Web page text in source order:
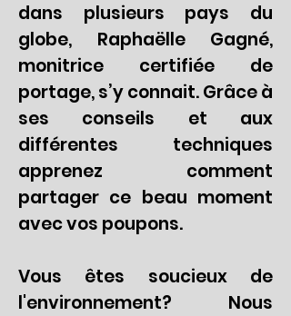
dans plusieurs pays du
globe, Raphaëlle Gagné,
monitrice certifiée de
portage, s’y connait. Grâce à
ses conseils et aux
différentes techniques
apprenez comment
partager ce beau moment
avec vos poupons.
Vous êtes soucieux de
l'environnement? Nous